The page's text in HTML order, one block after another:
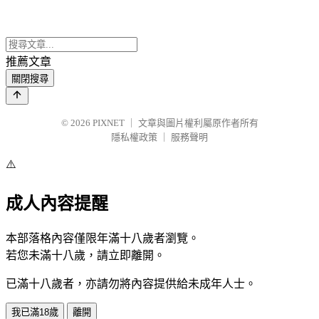
推薦文章
關閉搜尋
© 2026 PIXNET
文章與圖片權利屬原作者所有
隱私權政策
服務聲明
⚠️
成人內容提醒
本部落格內容僅限年滿十八歲者瀏覽。
若您未滿十八歲，請立即離開。
已滿十八歲者，亦請勿將內容提供給未成年人士。
我已滿18歲 離開